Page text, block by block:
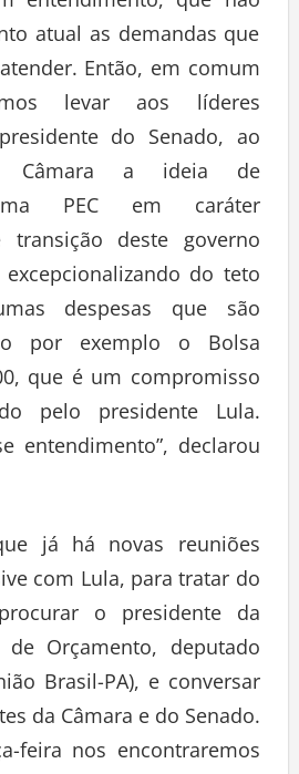
atual as demandas que
Então, em comum
levar aos líderes
do Senado, ao
Câmara a ideia de
PEC em caráter
transição deste governo
do teto
despesas que são
por exemplo o Bolsa
que é um compromisso
pelo presidente Lula.
entendimento”, declarou
já há novas reuniões
com Lula, para tratar do
o presidente da
de Orçamento, deputado
Brasil-PA), e conversar
da Câmara e do Senado.
feira nos encontraremos